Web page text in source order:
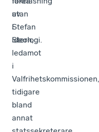
av
Stefan
Stern,
ledamot
i
Valfrihetskommissionen,
tidigare
bland
annat
utan
i
ideologi.